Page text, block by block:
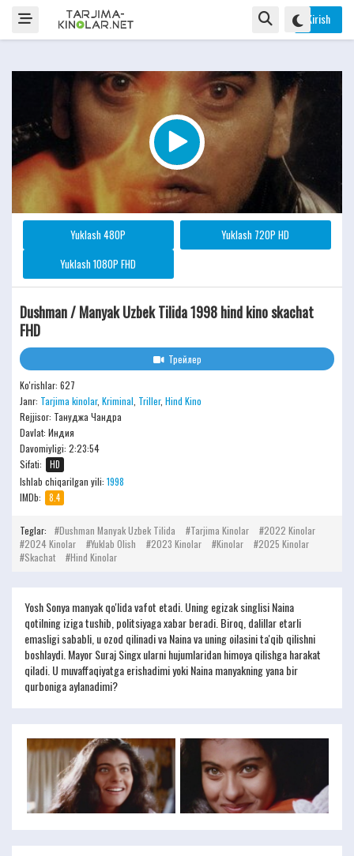
Kirish
Yuklash 480P
Yuklash 720P HD
Yuklash 1080P FHD
Dushman / Manyak Uzbek Tilida 1998 hind kino skachat
FHD
Трейлер
Ko'rishlar: 627
Janr: Tarjima kinolar, Kriminal Triller, Hind Kino
Rejjisor: Тануджа Чандра
Davlat: Индия
Davomiyligi: 2:23:54
Sifati:
HD
Ishlab chiqarilgan yili: 1998
IMDb:
8.4
Teglar: Dushman Manyak Uzbek Tilida Tarjima Kinolar
2022 Kinolar
2024 Kinolar
Yuklab Olish 2023 Kinolar Kinolar
2025 Kinolar
Skachat
Hind Kinolar
Yosh Sonya manyak qo'lida vafot etadi. Uning egizak singlisi Naina
qotilning iziga tushib, politsiyaga xabar beradi. Biroq, dalillar etarli
emasligi sababli, u ozod qilinadi va Naina va uning oilasini ta'qib qilishni
boshlaydi. Mayor Suraj Singx ularni hujumlaridan himoya qilishga harakat
qiladi. U muvaffaqiyatga erishadimi yoki Naina manyakning yana bir
qurboniga aylanadimi?